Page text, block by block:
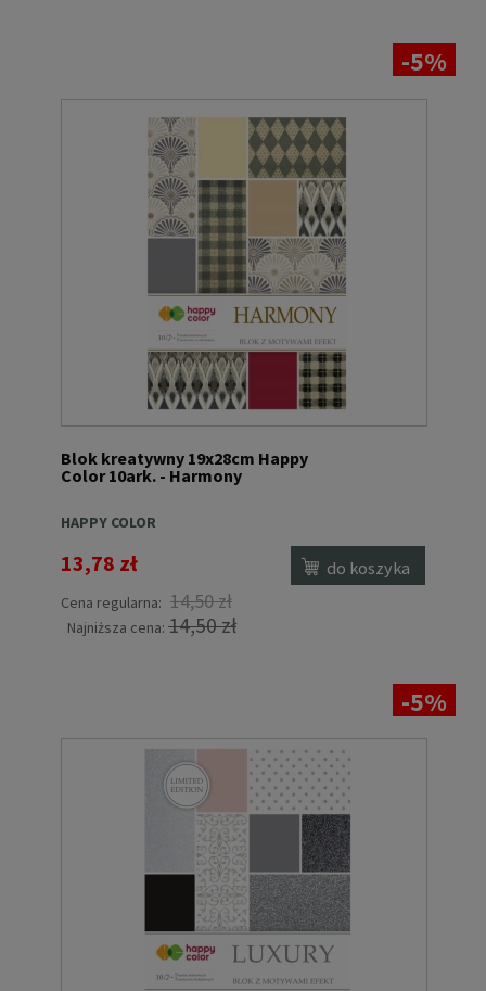
Blok kreatywny 19x28cm Happy
Color 10ark. - Harmony
HAPPY COLOR
13,78 zł
Cena regularna: 14,50 zł
Najniższa cena: 14,50 zł
do koszyka
-5%
-5%